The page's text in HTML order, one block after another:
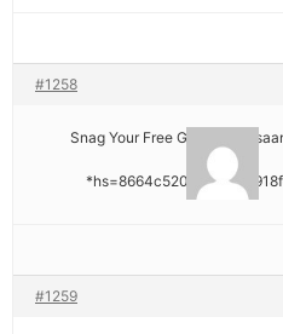
#1258
* * * Snag Your Free Gift: https://
#1259